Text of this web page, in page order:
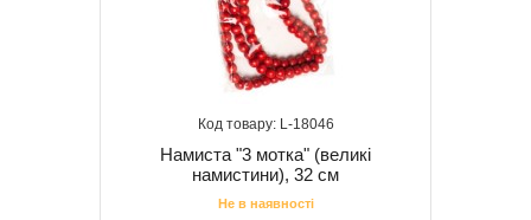
18046
Намиста "3 мотка" (великі
намистини), 32 см